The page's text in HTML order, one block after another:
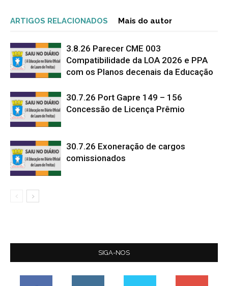
ARTIGOS RELACIONADOS Mais do autor
3.8.26 Parecer CME 003
Compatibilidade da LOA 2026 e PPA
com os Planos decenais da Educação
30.7.26 Port Gapre 149 – 156
Concessão de Licença Prêmio
30.7.26 Exoneração de cargos
comissionados
SIGA-NOS